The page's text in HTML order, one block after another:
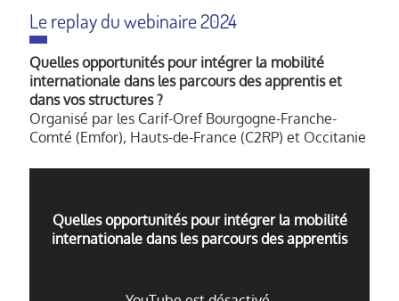
Le replay du webinaire 2024
Quelles opportunités pour intégrer la mobilité
internationale dans les parcours des apprentis et
dans vos structures ?
Organisé par les Carif-Oref Bourgogne-Franche-
Comté (Emfor), Hauts-de-France (C2RP) et Occitanie
Quelles opportunités pour intégrer la mobilité
internationale dans les parcours des apprentis